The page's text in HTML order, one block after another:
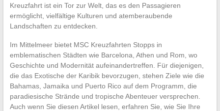
Kreuzfahrt ist ein Tor zur Welt, das es den Passagieren
ermöglicht, vielfältige Kulturen und atemberaubende
Landschaften zu entdecken.
Im Mittelmeer bietet MSC Kreuzfahrten Stopps in
emblematischen Städten wie Barcelona, Athen und Rom, wo
Geschichte und Modernität aufeinandertreffen. Für diejenigen,
die das Exotische der Karibik bevorzugen, stehen Ziele wie die
Bahamas, Jamaika und Puerto Rico auf dem Programm, die
paradiesische Strände und tropische Abenteuer versprechen.
Auch wenn Sie diesen Artikel lesen, erfahren Sie, wie Sie Ihre